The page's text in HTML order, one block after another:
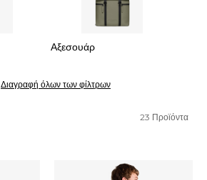
Αξεσουάρ
Διαγραφή όλων των φίλτρων
23 Προϊόντα